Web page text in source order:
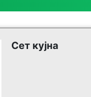
Сет кујна